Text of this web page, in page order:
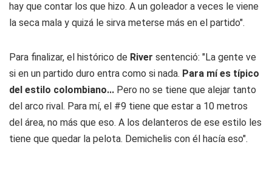
hay que contar los que hizo. A un goleador a veces le viene
la seca mala y quizá le sirva meterse más en el partido".
Para finalizar, el histórico de River sentenció: "La gente ve
si en un partido duro entra como si nada. Para mí es típico
del estilo colombiano... Pero no se tiene que alejar tanto
del arco rival. Para mí, el #9 tiene que estar a 10 metros
del área, no más que eso. A los delanteros de ese estilo les
tiene que quedar la pelota. Demichelis con él hacía eso".